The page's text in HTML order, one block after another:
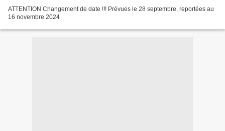
ATTENTION Changement de date !!! Prévues le 28 septembre, reportées au
16 novembre 2024